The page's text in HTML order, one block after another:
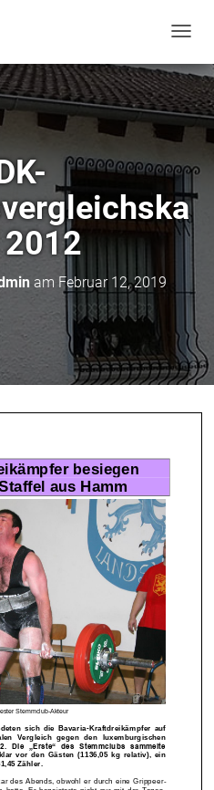
A
V
I
G
I
N
U
M
T
E
N
am Februar 12, 2019